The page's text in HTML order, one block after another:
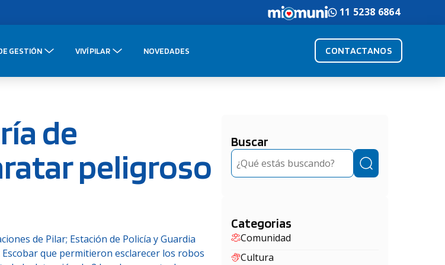
11 5238 6864
GESTIÓN VIVÍ PILAR NOVEDADES CONTACTANOS
de
peligroso
de Pilar; Estación de Policía y Guardia
que permitieron esclarecer los robos
Buscar
Buscar
Categorias
Comunidad
Cultura